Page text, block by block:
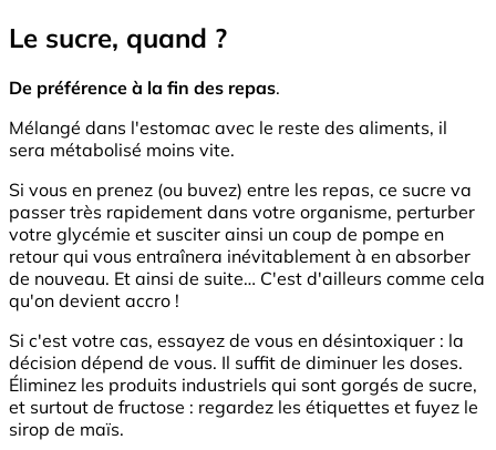
Le sucre, quand ?
De préférence à la fin des repas.
Mélangé dans l'estomac avec le reste des aliments, il
sera métabolisé moins vite.
Si vous en prenez (ou buvez) entre les repas, ce sucre va
passer très rapidement dans votre organisme, perturber
votre glycémie et susciter ainsi un coup de pompe en
retour qui vous entraînera inévitablement à en absorber
de nouveau. Et ainsi de suite… C'est d'ailleurs comme cela
qu'on devient accro !
Si c'est votre cas, essayez de vous en désintoxiquer : la
décision dépend de vous. Il suffit de diminuer les doses.
Éliminez les produits industriels qui sont gorgés de sucre,
et surtout de fructose : regardez les étiquettes et fuyez le
sirop de maïs.